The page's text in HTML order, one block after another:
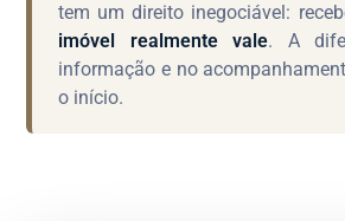
tem um direito inegociável:
imóvel realmente vale. A
informação e no
o início.